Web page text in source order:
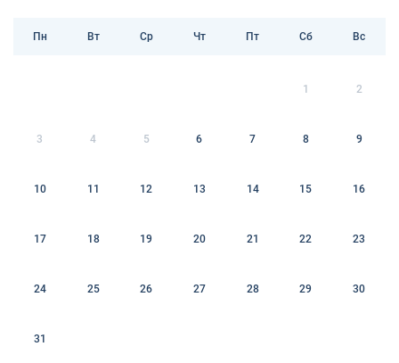
Пн Вт Ср Чт Пт Сб Вс
1 2
3 4 5 6 7 8 9
10 11 12 13 14 15 16
17 18 19 20 21 22 23
24 25 26 27 28 29 30
31